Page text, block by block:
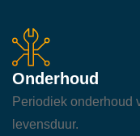
Onderhoud
Periodiek onderhoud
levensduur.